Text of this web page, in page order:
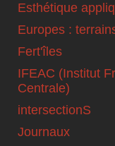
Esthétique
Europes :
Fert'îles
IFEAC (Institut
Centrale)
intersectionS
Journaux